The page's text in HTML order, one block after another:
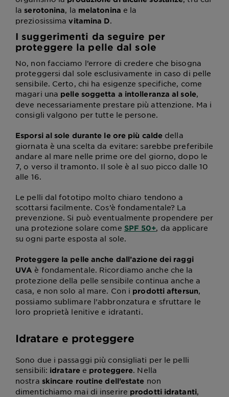
laserotonina, la melatonina e la
preziosissimavitamina D.
I suggerimenti da seguire per
proteggere la pelle dal sole
No, non facciamo l’errore di credere che bisogna
proteggersi dal sole esclusivamente in caso di pelle
sensibile. Certo, chi ha esigenze specifiche, come
magari una pelle soggetta a intolleranza al sole,
deve necessariamente prestare più attenzione. Ma i
consigli valgono per tutte le persone.
Esporsi al sole durante le ore più calde della
giornata è una scelta da evitare: sarebbe preferibile
andare al mare nelle prime ore del giorno, dopo le
7, o verso il tramonto. Il sole è al suo picco dalle 10
alle 16.
Le pelli dal fototipo molto chiaro tendono a
scottarsi facilmente. Cos’è fondamentale? La
prevenzione. Si può eventualmente propendere per
una protezione solare come SPF 50+, da applicare
su ogni parte esposta al sole.
Proteggere la pelle anche dall’azione dei raggi
UVA è fondamentale. Ricordiamo anche che la
protezione della pelle sensibile continua anche a
casa, e non solo al mare. Con i prodotti aftersun,
possiamo sublimare l’abbronzatura e sfruttare le
loro proprietà lenitive e idratanti.
Idratare e proteggere
Sono due i passaggi più consigliati per le pelli
sensibili: idratare e proteggere. Nella
nostra skincare routine dell’estate non
dimentichiamo mai di inserire prodotti idratanti,